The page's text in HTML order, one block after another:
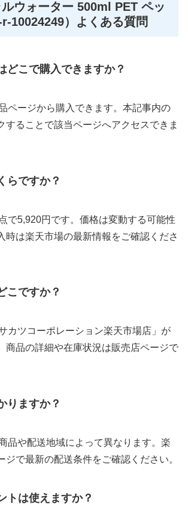
ウォーター 500ml PET ペッ
r-10024249）よくある質問
どこで購入できますか？
ページから購入できます。本記事内の
することで該当ページへアクセスできま
らですか？
で5,920円です。価格は変動する可能性
時は楽天市場の最新情報をご確認くださ
こですか？
カツコーポレーション楽天市場店」が
商品の詳細や在庫状況は販売店ページで
りますか？
品や配送地域によって異なります。楽
ジで最新の配送条件をご確認ください。
トは使えますか？